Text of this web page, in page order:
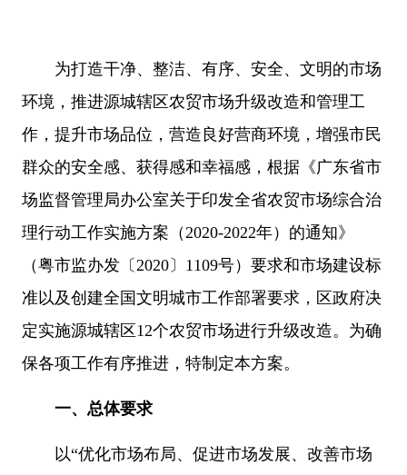
为打造干净、整洁、有序、安全、文明的市场
环境，推进源城辖区农贸市场升级改造和管理工
作，提升市场品位，营造良好营商环境，增强市民
群众的安全感、获得感和幸福感，根据《广东省市
场监督管理局办公室关于印发全省农贸市场综合治
理行动工作实施方案（2020-2022年）的通知》
（粤市监办发〔2020〕1109号）要求和市场建设标
准以及创建全国文明城市工作部署要求，区政府决
定实施源城辖区12个农贸市场进行升级改造。为确
保各项工作有序推进，特制定本方案。
一、总体要求
以“优化市场布局、促进市场发展、改善市场